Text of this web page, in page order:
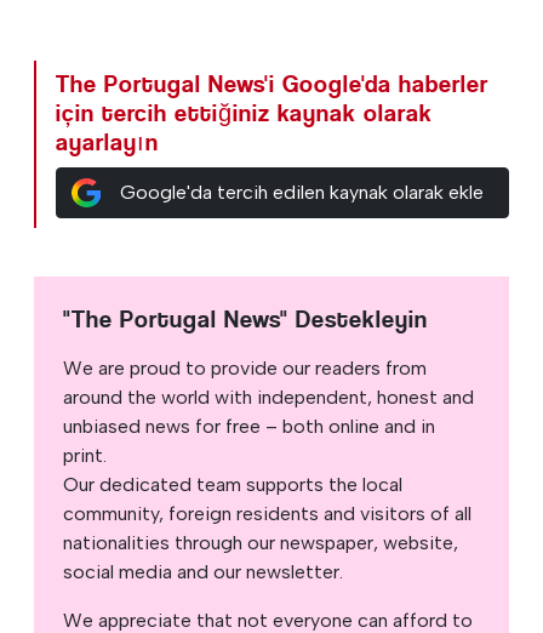
The Portugal News'i Google'da haberler
için tercih ettiğiniz kaynak olarak
ayarlayın
Google'da tercih edilen kaynak olarak ekle
"The Portugal News" Destekleyin
We are proud to provide our readers from
around the world with independent, honest and
unbiased news for free – both online and in
print.
Our dedicated team supports the local
community, foreign residents and visitors of all
nationalities through our newspaper, website,
social media and our newsletter.
We appreciate that not everyone can afford to